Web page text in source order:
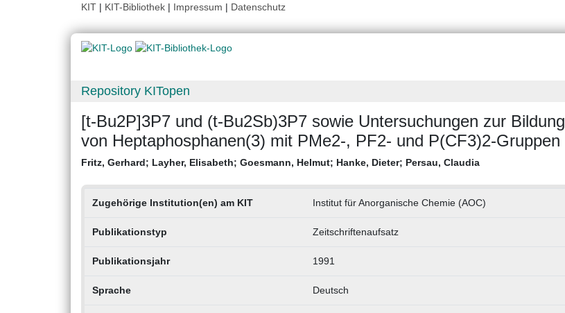
KIT | KIT-Bibliothek | Impressum | Datenschutz
Repository KITopen
[t-Bu2P]3P7 und (t-Bu2Sb)3P7 sowie Untersuchungen zur Bildung
von Heptaphosphanen(3) mit PMe2-, PF2- und P(CF3)2-Gruppen
Fritz, Gerhard; Layher, Elisabeth; Goesmann, Helmut; Hanke, Dieter; Persau, Claudia
Zugehörige Institution(en) am KIT Institut für Anorganische Chemie (AOC)
Publikationstyp Zeitschriftenaufsatz
Publikationsjahr 1991
Sprache Deutsch